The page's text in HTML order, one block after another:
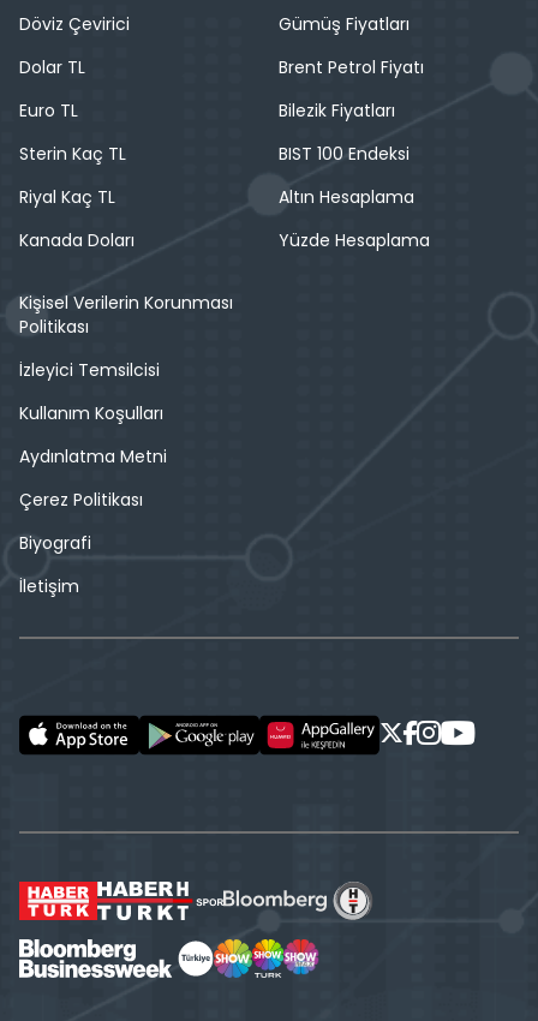
Döviz Çevirici
Dolar TL
Euro TL
Sterin Kaç TL
Riyal Kaç TL
Kanada Doları
Gümüş Fiyatları
Brent Petrol Fiyatı
Bilezik Fiyatları
BIST 100 Endeksi
Altın Hesaplama
Yüzde Hesaplama
Kişisel Verilerin Korunması
Politikası
İzleyici Temsilcisi
Kullanım Koşulları
Aydınlatma Metni
Çerez Politikası
Biyografi
İletişim